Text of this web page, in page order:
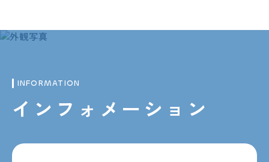
INFORMATION
インフォメーション